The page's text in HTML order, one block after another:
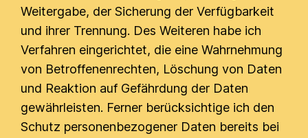
Weitergabe, der Sicherung der Verfügbarkeit
und ihrer Trennung. Des Weiteren habe ich
Verfahren eingerichtet, die eine Wahrnehmung
von Betroffenenrechten, Löschung von Daten
und Reaktion auf Gefährdung der Daten
gewährleisten. Ferner berücksichtige ich den
Schutz personenbezogener Daten bereits bei